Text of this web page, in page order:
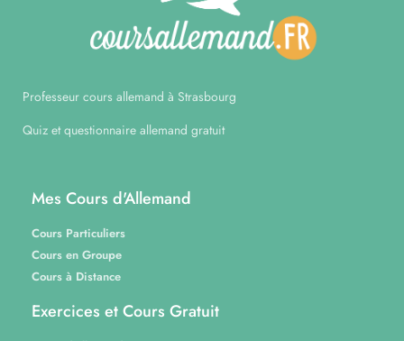
Professeur cours allemand à Strasbourg
Quiz et questionnaire allemand gratuit
Mes Cours d'Allemand
Cours Particuliers
Cours en Groupe
Cours à Distance
Exercices et Cours Gratuit